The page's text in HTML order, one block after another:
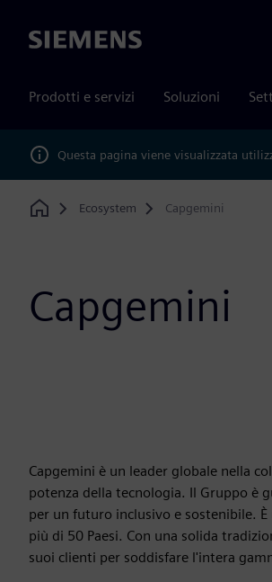
Siemens
Prodotti e servizi Soluzioni
Questa pagina viene visualizzata
Home
Ecosystem Capgemini
Capgemini
Capgemini è un leader globale nella
potenza della tecnologia. Il Gruppo è
per un futuro inclusivo e sostenibile.
più di 50 Paesi. Con una solida
suoi clienti per soddisfare l'intera